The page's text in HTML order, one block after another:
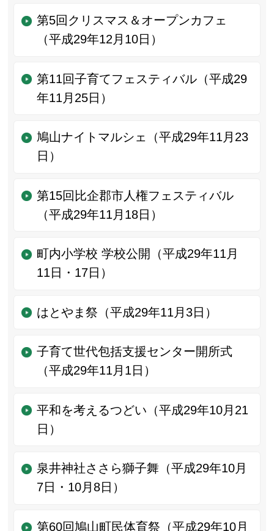
第5回クリスマス＆オープンカフェ
（平成29年12月10日）
第11回子育てフェスティバル（平成29
年11月25日）
鳩山ナイトマルシェ（平成29年11月23
日）
第15回比企郡市人権フェスティバル
（平成29年11月18日）
町内小学校 学校公開（平成29年11月
11日・17日）
はとやま祭（平成29年11月3日）
子育て世代包括支援センター開所式
（平成29年11月1日）
平和を考えるつどい（平成29年10月21
日）
泉井神社ささら獅子舞（平成29年10月
7日・10月8日）
第60回鳩山町民体育祭（平成29年10月